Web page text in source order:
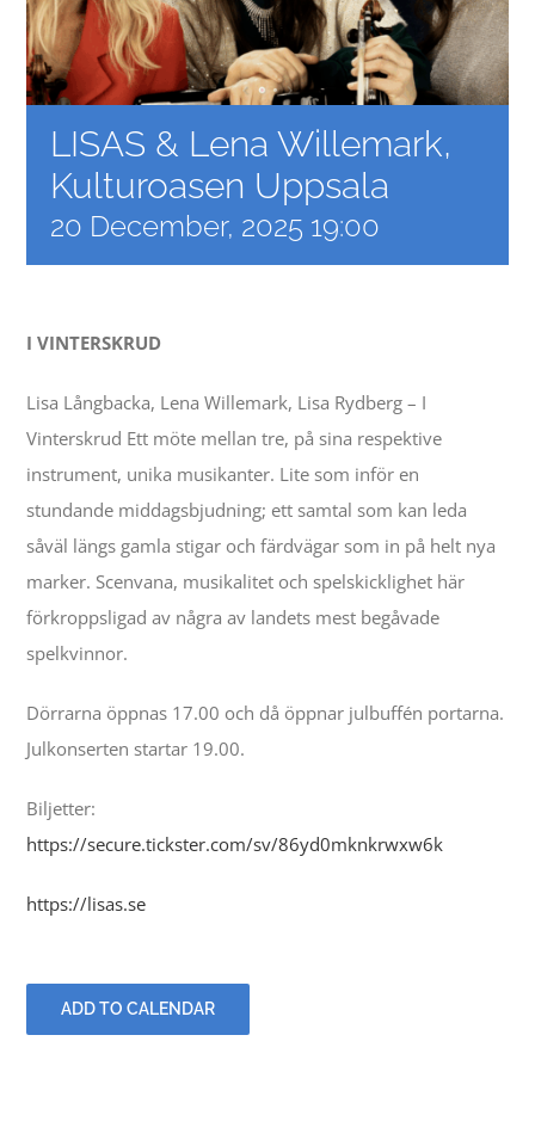
Contact
Events
LISAS & Lena Willemark,
Kulturoasen Uppsala
20 December, 2025 19:00
I VINTERSKRUD
Lisa Långbacka, Lena Willemark, Lisa Rydberg – I
Vinterskrud Ett möte mellan tre, på sina respektive
instrument, unika musikanter. Lite som inför en
stundande middagsbjudning; ett samtal som kan leda
såväl längs gamla stigar och färdvägar som in på helt nya
marker. Scenvana, musikalitet och spelskicklighet här
förkroppsligad av några av landets mest begåvade
spelkvinnor.
Dörrarna öppnas 17.00 och då öppnar julbuffén portarna.
Julkonserten startar 19.00.
Biljetter:
https://secure.tickster.com/sv/86yd0mknkrwxw6k
https://lisas.se
ADD TO CALENDAR